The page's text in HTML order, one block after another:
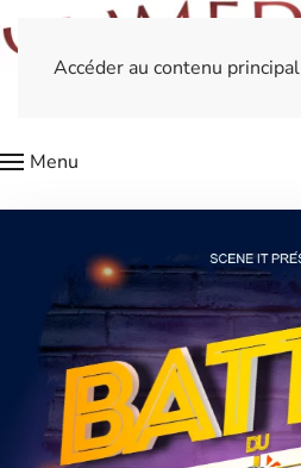
Accéder au contenu principal
Menu